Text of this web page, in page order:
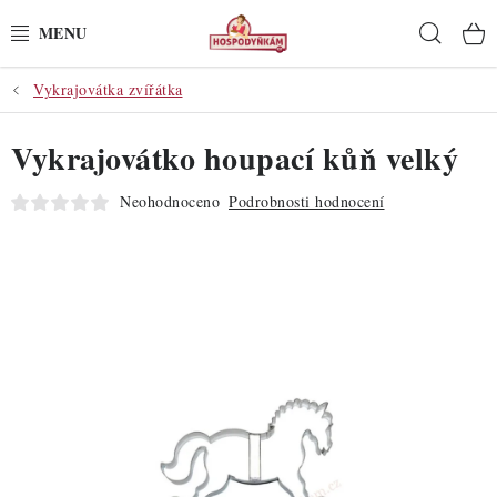
na
POTŘEBY
POMŮCKY
SUROVINY
Vykrajovátka zvířátka
Vykrajovátko houpací kůň velký
Neohodnoceno Podrobnosti hodnocení